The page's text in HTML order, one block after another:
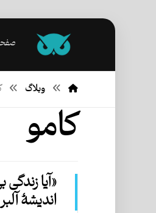
وبلاگ
کامو
«آیا
اندیشۀ